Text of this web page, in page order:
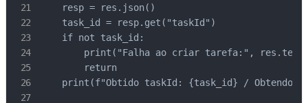
    resp = res.json()
    task_id = resp.get("taskId")
    if not task_id:
print("Falha ao criar tarefa:",
        return
print(f"Obtido taskId: {task_id} / Obtendo